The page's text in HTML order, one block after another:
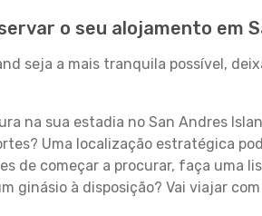
o seu alojamento em
seja a mais tranquila possível,
na sua estadia no San Andres
Uma localização estratégica
de começar a procurar, faça uma
ginásio à disposição? Vai viajar